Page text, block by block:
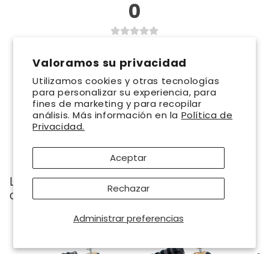
Valoramos su privacidad
Utilizamos cookies y otras tecnologías
para personalizar su experiencia, para
fines de marketing y para recopilar
análisis. Más información en la Política de
Privacidad.
Administrar preferencias
Aceptar
Rechazar
0
Todavía no hay opiniones. Sé
el primero en añadir una
opinión.
Los clientes que compraron esto también
compraron